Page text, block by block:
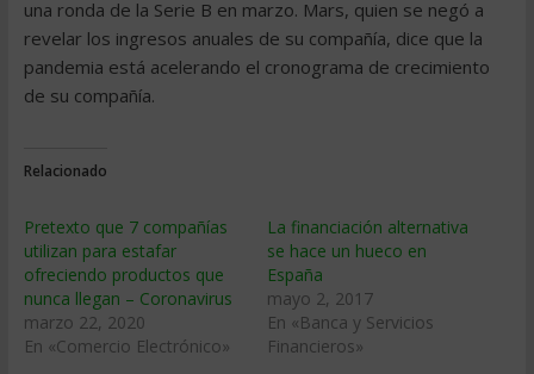
una ronda de la Serie B en marzo. Mars, quien se negó a
revelar los ingresos anuales de su compañía, dice que la
pandemia está acelerando el cronograma de crecimiento
de su compañía.
Relacionado
Pretexto que 7 compañías
utilizan para estafar
ofreciendo productos que
nunca llegan – Coronavirus
marzo 22, 2020
En «Comercio Electrónico»
La financiación alternativa
se hace un hueco en
España
mayo 2, 2017
En «Banca y Servicios
Financieros»